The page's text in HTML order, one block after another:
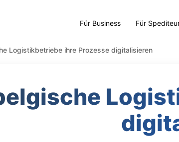
Für Business Für
Logistikbetriebe ihre Prozesse digitalisieren